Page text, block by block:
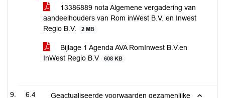
13386889 nota Algemene vergadering van
aandeelhouders van Rom inWest B.V. en Inwest
Regio B.V.
2 MB
Bijlage 1 Agenda AVA RomInwest B.V.en
InWest Regio B.V
608 KB
6.4 Geactualiseerde voorwaarden gezamenlijke